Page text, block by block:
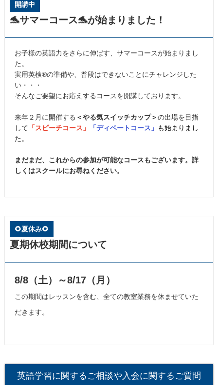
開講中
🐬サマーコース🐬が始まりました！
お子様の英語力をさらに伸ばす、サマーコースが始まりまし
た。
実用英検®の準備や、普段はできないことにチャレンジした
い・・・
そんなご要望にお応えするコースを開講しております。
来年２月に開催する ＜やる気スイッチカップ＞の出場を目指
して 「スピーチコース」 「ディベートコース」 も始まりまし
た。
まだまだ、これからの参加が可能なコースもございます。詳
しくはスクールにお尋ねください。
🌻夏休み🌻
夏期休校期間について
8/8（土）～8/17（月）
この期間はレッスンを含む、全ての教室業務を休ませていた
だきます。
英語学習に関するご相談や入会に関するご質問